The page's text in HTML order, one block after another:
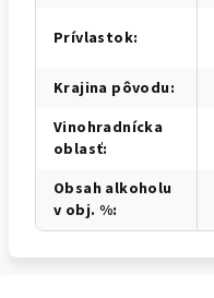
Prívlastok:
Krajina pôvodu:
Vinohradnícka
oblasť:
Obsah alkoholu
v obj. %: